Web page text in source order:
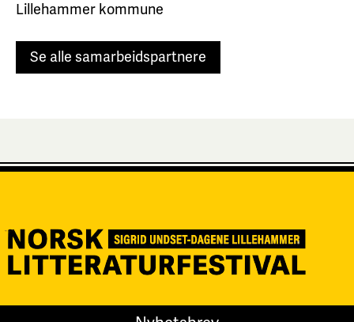
Lillehammer kommune
Se alle samarbeidspartnere